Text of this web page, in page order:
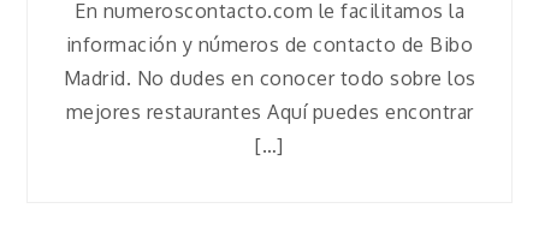
En numeroscontacto.com le facilitamos la
información y números de contacto de Bibo
Madrid. No dudes en conocer todo sobre los
mejores restaurantes Aquí puedes encontrar
[…]